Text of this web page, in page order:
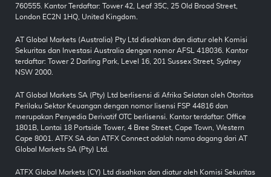
760555. Kantor Terdaftar: Tower 42, Leaf 35C, 25 Old Broad Street,
London EC2N 1HQ, United Kingdom.
AT Global Markets (Australia) Pty Ltd disahkan dan diatur oleh Komisi
Sekuritas dan Investasi Australia dengan nomor AFSL 418036. Kantor
terdaftar: Tower 2 Darling Park, Level 16, 201 Sussex Street, Sydney
NSW 2000.
AT Global Markets SA (Pty) Ltd berlisensi di Afrika Selatan oleh Otoritas
Perilaku Sektor Keuangan dengan nomor lisensi FSP 44816 dan
merupakan Penyedia Derivatif OTC berlisensi. Kantor terdaftar: Office
1801B, Lantai 18 Portside Tower, 4 Bree Street, Cape Town, Western
Cape 8001. ATFX SA dan ATFX Connect adalah nama dagang dari AT
Global Markets SA (Pty) Ltd.
ATFX Global Markets (CY) Ltd disahkan dan diatur oleh Komisi Sekuritas